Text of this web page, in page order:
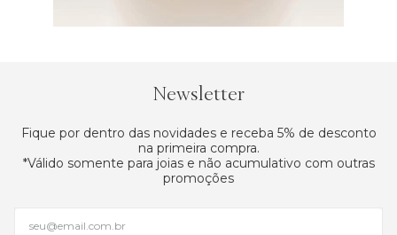
primeira compra.
*Válido somente para joias e não acumulativo com outras
promoções